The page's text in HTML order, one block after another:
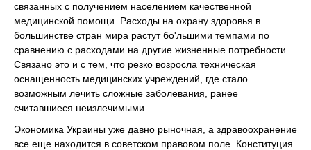
связанных с получением населением качественной
медицинской помощи. Расходы на охрану здоровья в
большинстве стран мира растут бо'льшими темпами по
сравнению с расходами на другие жизненные потребности.
Связано это и с тем, что резко возросла техническая
оснащенность медицинских учреждений, где стало
возможным лечить сложные заболевания, ранее
считавшиеся неизлечимыми.
Экономика Украины уже давно рыночная, а здравоохранение
все еще находится в советском правовом поле. Конституция